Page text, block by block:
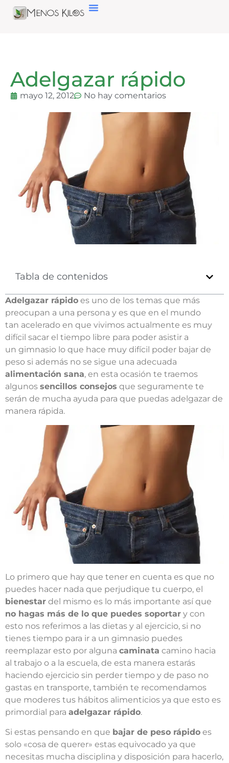
Adelgazar rápido
mayo 12, 2012 No hay comentarios
Tabla de contenidos
Adelgazar rápido es uno de los temas que más
preocupan a una persona y es que en el mundo
tan acelerado en que vivimos actualmente es muy
difícil sacar el tiempo libre para poder asistir a
un gimnasio lo que hace muy difícil poder bajar de
peso si además no se sigue una adecuada
alimentación sana, en esta ocasión te traemos
algunos sencillos consejos que seguramente te
serán de mucha ayuda para que puedas adelgazar de
manera rápida.
Lo primero que hay que tener en cuenta es que no
puedes hacer nada que perjudique tu cuerpo, el
bienestar del mismo es lo más importante así que
no hagas más de lo que puedes soportar y con
esto nos referimos a las dietas y al ejercicio, si no
tienes tiempo para ir a un gimnasio puedes
reemplazar esto por alguna caminata camino hacia
al trabajo o a la escuela, de esta manera estarás
haciendo ejercicio sin perder tiempo y de paso no
gastas en transporte, también te recomendamos
que moderes tus hábitos alimenticios ya que esto es
primordial para adelgazar rápido.
Si estas pensando en que bajar de peso rápido es
solo «cosa de querer» estas equivocado ya que
necesitas mucha disciplina y disposición para hacerlo,